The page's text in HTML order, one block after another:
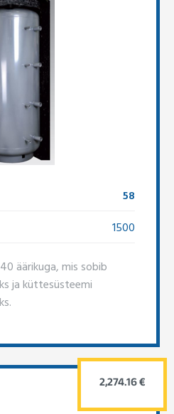
58
1500
äärikuga, mis sobib
ja küttesüsteemi
2,274.16 €